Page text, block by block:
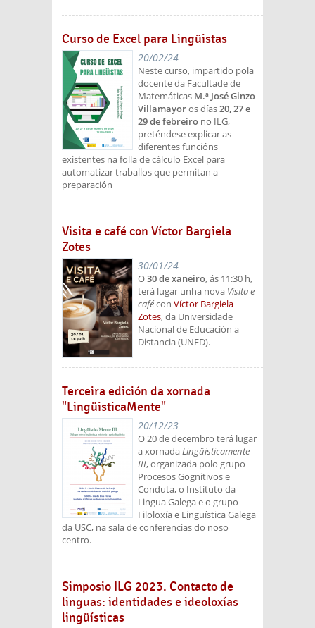
Curso de Excel para Lingüistas
20/02/24
Neste curso, impartido pola
docente da Facultade de
Matemáticas M.ª José Ginzo
Villamayoros días20, 27 e
29 de febreiro no ILG,
preténdese explicar as
diferentes funcións
existentes na folla de cálculo Excel para
automatizar traballos que permitan a
preparación
Visita e café con Víctor Bargiela
Zotes
30/01/24
O30 de xaneiro, ás 11:30 h,
terá lugar unha nova Visita e
cafécon Víctor Bargiela
Zotes, da Universidade
Nacional de Educación a
Distancia (UNED).
Terceira edición da xornada
"LingüisticaMente"
20/12/23
O 20 de decembro terá lugar
a xornadaLingüisticamente
III, organizada polo grupo
Procesos Gognitivos e
Conduta, o Instituto da
Lingua Galega e o grupo
Filoloxía e Lingüística Galega
da USC, na sala de conferencias do noso
centro.
Simposio ILG 2023. Contacto de
linguas: identidades e ideoloxías
lingüísticas